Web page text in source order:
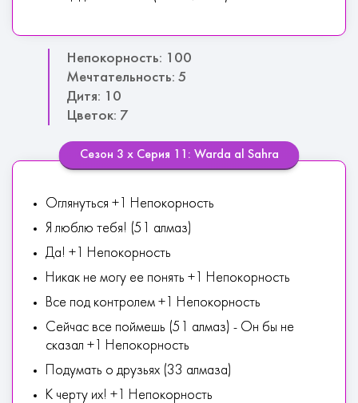
Непокорность: 100
Мечтательность: 5
Дитя: 10
Цветок: 7
Сезон 3 х Серия 11: Warda al Sahra
Оглянуться +1 Непокорность
Я люблю тебя! (51 алмаз)
Да! +1 Непокорность
Никак не могу ее понять +1 Непокорность
Все под контролем +1 Непокорность
Сейчас все поймешь (51 алмаз) - Он бы не
сказал +1 Непокорность
Подумать о друзьях (33 алмаза)
К черту их! +1 Непокорность